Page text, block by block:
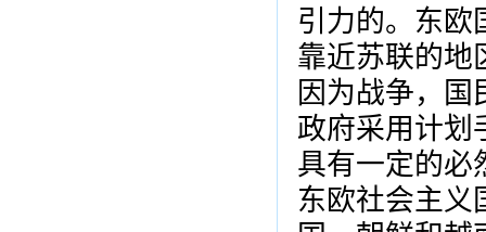
引力的。东欧
靠近苏联的地
因为战争，
政府采用计划
具有一定的必
东欧社会主义